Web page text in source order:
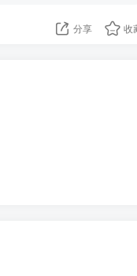
分享 收